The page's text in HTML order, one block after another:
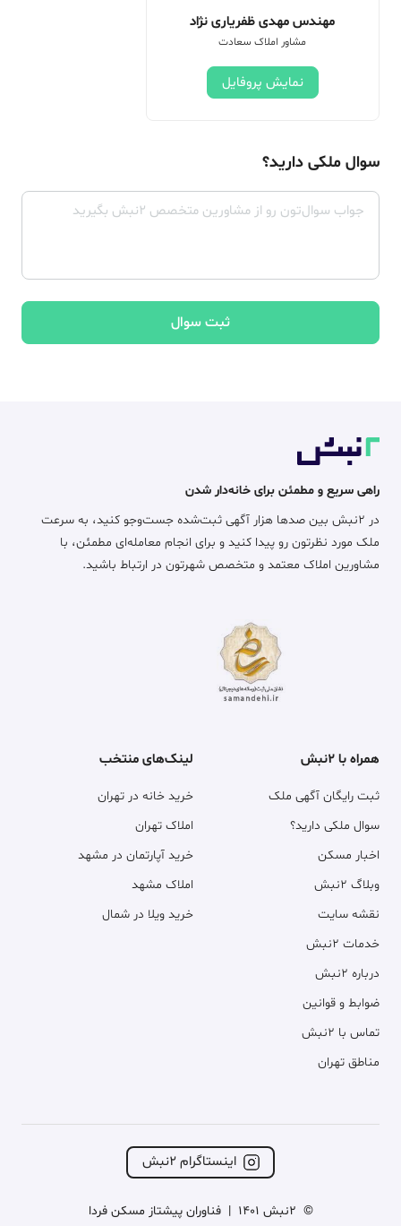
مهندس مهدی ظفریاری نژاد
مشاور املاک سعادت
نمایش پروفایل
سوال ملکی دارید؟
ثبت سوال
راهی سریع و مطمئن برای خانه‌دار شدن
در ۲نبش بین صدها هزار آگهی ثبت‌شده جست‌وجو کنید، به سرعت
ملک مورد نظرتون رو پیدا کنید و برای انجام معامله‌ای مطمئن، با
مشاورین املاک معتمد و متخصص شهرتون در ارتباط باشید.
همراه با ۲نبش
ثبت رایگان آگهی ملک
سوال ملکی دارید؟
اخبار مسکن
وبلاگ ۲نبش
نقشه سایت
خدمات ۲نبش
درباره ۲نبش
ضوابط و قوانین
تماس با ۲نبش
مناطق تهران
لینک‌های منتخب
خرید خانه در تهران
املاک تهران
خرید آپارتمان در مشهد
املاک مشهد
خرید ویلا در شمال
اینستاگرام ۲نبش
© 2نبش 1401 | فناوران پیشتاز مسکن فردا